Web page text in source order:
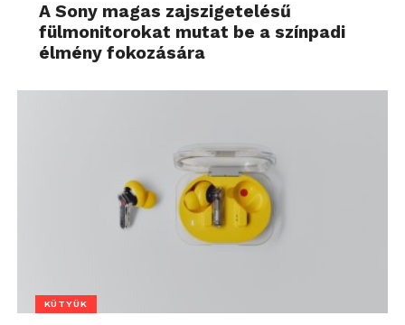
A Sony magas zajszigetelésű
fülmonitorokat mutat be a színpadi
élmény fokozására
KÜTYÜK